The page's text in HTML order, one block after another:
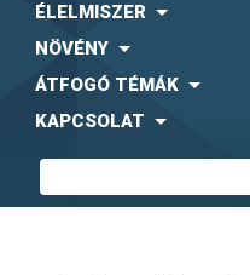
ÉLELMISZER
NÖVÉNY
ÁTFOGÓ TÉMÁK
KAPCSOLAT